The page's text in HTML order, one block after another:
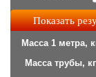
Масса 1 метра,
Масса трубы,